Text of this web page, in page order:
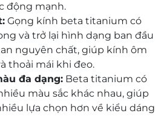
động mạnh.
Gọng kính beta titanium có
và trở lại hình dạng ban đầu
nguyên chất, giúp kính ôm
thoải mái khi đeo.
đa dạng: Beta titanium có
màu sắc khác nhau, giúp
lựa chọn hơn về kiểu dáng